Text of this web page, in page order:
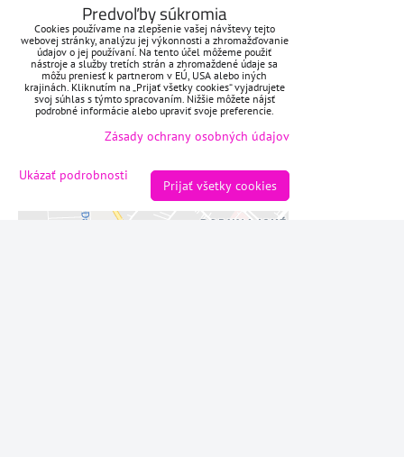
Externý obsah je blokovaný
Voľbami súkromia
Prajete si načítať externý obsah?
Povoliť tentokrát
Povoliť a zapamätať - súhlas s
druhom cookie: Funkčné
Predvoľby súkromia
Cookies používame na zlepšenie vašej návštevy tejto
webovej stránky, analýzu jej výkonnosti a zhromažďovanie
údajov o jej používaní. Na tento účel môžeme použiť
nástroje a služby tretích strán a zhromaždené údaje sa
môžu preniesť k partnerom v EÚ, USA alebo iných
krajinách. Kliknutím na „Prijať všetky cookies“ vyjadrujete
svoj súhlas s týmto spracovaním. Nižšie môžete nájsť
podrobné informácie alebo upraviť svoje preferencie.
Zásady ochrany osobných údajov
Ukázať podrobnosti
Prijať všetky cookies